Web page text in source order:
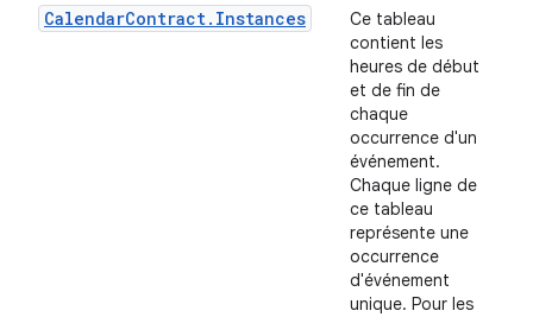
CalendarContract. Instances
Ce tableau
contient les
heures de début
et de fin de
chaque
occurrence d'un
événement.
Chaque ligne de
ce tableau
représente une
occurrence
d'événement
unique. Pour les